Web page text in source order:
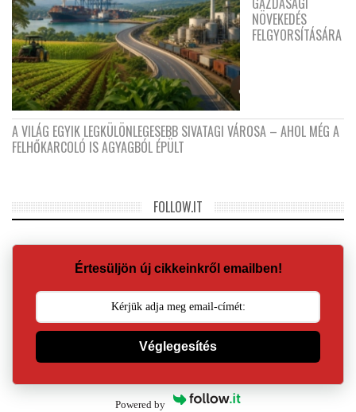
NÖVEKEDÉS
FELGYORSÍTÁSÁRA
A VILÁG EGYIK LEGKÜLÖNLEGESEBB SIVATAGI VÁROSA – AHOL MÉG A
FELHŐKARCOLÓ IS AGYAGBÓL ÉPÜLT
FOLLOW.IT
Értesüljön új cikkeinkről emailben!
Véglegesítés
Powered by